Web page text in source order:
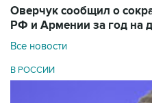
Оверчук сообщил о
РФ и Армении за год на
Все новости
В РОССИИ